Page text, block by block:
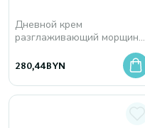
Дневной крем
разглаживающий морщины
и повышающий упругость
кожи
280,44BYN